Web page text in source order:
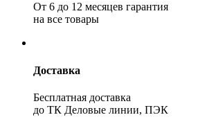
От 6 до 12 месяцев гарантия
на все товары
Доставка
Бесплатная доставка
до ТК Деловые линии, ПЭК